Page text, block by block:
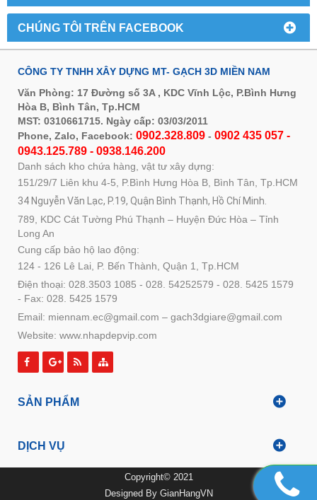
CHÚNG TÔI TRÊN FACEBOOK
CÔNG TY TNHH XÂY DỰNG MT- GẠCH 3D MIỀN NAM
Văn Phòng: 17 Đường số 3A , KDC Vĩnh Lộc, P.Bình Hưng
Hòa B, Bình Tân, Tp.HCM
MST: 0310661715. Ngày cấp: 03/03/2011
Phone, Zalo, Facebook: 0902.328.809 - 0902 435 057 -
0943.125.789 - 0938.146.200
Danh sách kho chứa hàng, vật tư xây dựng:
151/29/7 Liên khu 4-5, P.Bình Hưng Hòa B, Bình Tân, Tp.HCM
34 Nguyễn Văn Lạc, P.19, Quận Bình Thạnh, Hồ Chí Minh.
789, KDC Cát Tường Phú Thạnh – Huyện Đức Hòa – Tỉnh
Long An
Cung cấp bảo hộ lao động:
124 - 126 Lê Lai, P. Bến Thành, Quận 1, Tp.HCM
Điện thoại: 028.3503 1085 - 028. 54252579 - 028. 5425 1579
- Fax: 028. 5425 1579
Email: miennam.ec@gmail.com – gach3dgiare@gmail.com
Website: www.nhapdepvip.com
SẢN PHẨM
DỊCH VỤ
Copyright© 2021
Designed By GianHangVN